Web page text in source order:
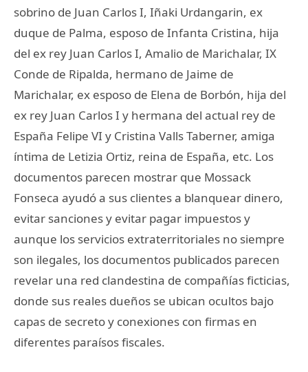
sobrino de Juan Carlos I, Iñaki Urdangarin, ex
duque de Palma, esposo de Infanta Cristina, hija
del ex rey Juan Carlos I, Amalio de Marichalar, IX
Conde de Ripalda, hermano de Jaime de
Marichalar, ex esposo de Elena de Borbón, hija del
ex rey Juan Carlos I y hermana del actual rey de
España Felipe VI y Cristina Valls Taberner, amiga
íntima de Letizia Ortiz, reina de España, etc. Los
documentos parecen mostrar que Mossack
Fonseca ayudó a sus clientes a blanquear dinero,
evitar sanciones y evitar pagar impuestos y
aunque los servicios extraterritoriales no siempre
son ilegales, los documentos publicados parecen
revelar una red clandestina de compañías ficticias,
donde sus reales dueños se ubican ocultos bajo
capas de secreto y conexiones con firmas en
diferentes paraísos fiscales.